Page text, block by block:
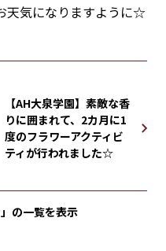
天気になりますように☆
【AH大泉学園】素敵な香
りに囲まれて、2カ月に1
度のフラワーアクティビ
ティが行われました☆
の一覧を表示